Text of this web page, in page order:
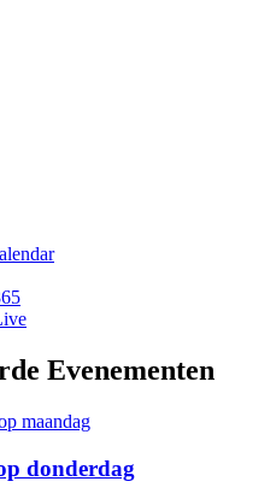
Evenementen
donderdag